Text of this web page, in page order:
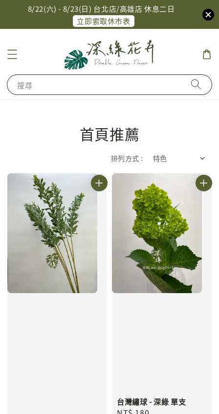
8/22(六) - 8/23(日) 台北店/高雄店 休息二日
立即索取休市表
搜尋
首頁推薦
排列方式 :
台灣繡球 - 深綠 單支